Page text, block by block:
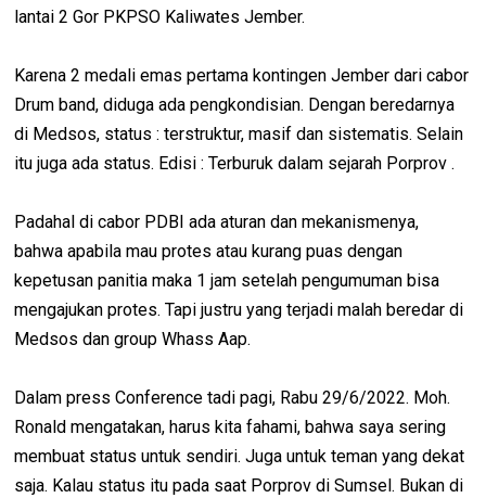
lantai 2 Gor PKPSO Kaliwates Jember.
Karena 2 medali emas pertama kontingen Jember dari cabor
Drum band, diduga ada pengkondisian. Dengan beredarnya
di Medsos, status : terstruktur, masif dan sistematis. Selain
itu juga ada status. Edisi : Terburuk dalam sejarah Porprov .
Padahal di cabor PDBI ada aturan dan mekanismenya,
bahwa apabila mau protes atau kurang puas dengan
kepetusan panitia maka 1 jam setelah pengumuman bisa
mengajukan protes. Tapi justru yang terjadi malah beredar di
Medsos dan group Whass Aap.
Dalam press Conference tadi pagi, Rabu 29/6/2022. Moh.
Ronald mengatakan, harus kita fahami, bahwa saya sering
membuat status untuk sendiri. Juga untuk teman yang dekat
saja. Kalau status itu pada saat Porprov di Sumsel. Bukan di